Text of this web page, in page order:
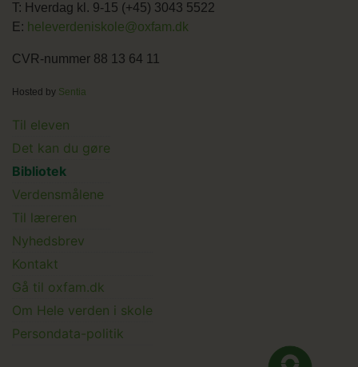
T: Hverdag kl. 9-15 (+45) 3043 5522
E: heleverdeniskole@oxfam.dk
CVR-nummer 88 13 64 11
Hosted by Sentia
Main
menu
Til eleven
Det kan du gøre
Bibliotek
Verdensmålene
Til læreren
Main
Submenu
Nyhedsbrev
Kontakt
Gå til oxfam.dk
Om Hele verden i skole
Persondata-politik